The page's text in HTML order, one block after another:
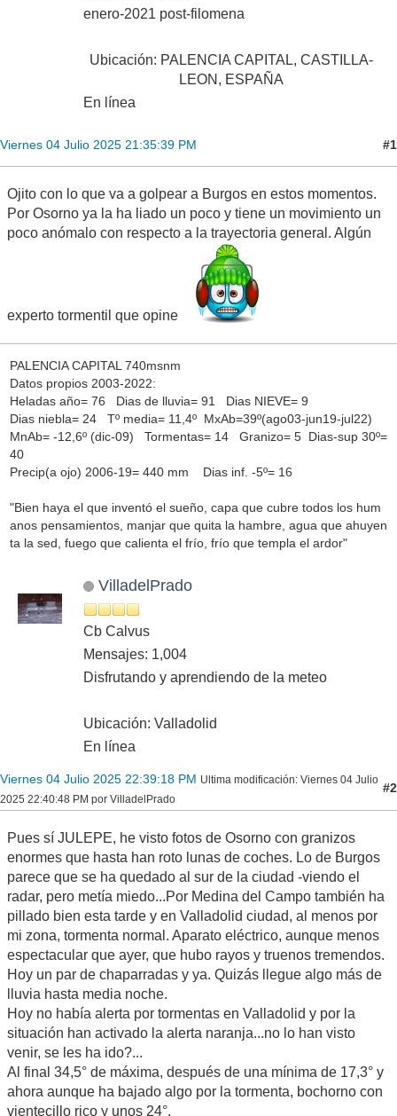
enero-2021 post-filomena
Ubicación: PALENCIA CAPITAL, CASTILLA-
LEON, ESPAÑA
En línea
Viernes 04 Julio 2025 21:35:39 PM #1
Ojito con lo que va a golpear a Burgos en estos momentos.
Por Osorno ya la ha liado un poco y tiene un movimiento un
poco anómalo con respecto a la trayectoria general. Algún
experto tormentil que opine
PALENCIA CAPITAL 740msnm
Datos propios 2003-2022:
Heladas año= 76 Dias de lluvia= 91 Dias NIEVE= 9
Dias niebla= 24 Tº media= 11,4º MxAb=39º(ago03-jun19-jul22)
MnAb= -12,6º (dic-09) Tormentas= 14 Granizo= 5 Dias-sup 30º=
40
Precip(a ojo) 2006-19= 440 mm Dias inf. -5º= 16
"Bien haya el que inventó el sueño, capa que cubre todos los hum
anos pensamientos, manjar que quita la hambre, agua que ahuyen
ta la sed, fuego que calienta el frío, frío que templa el ardor"
VilladelPrado
Cb Calvus
Mensajes: 1,004
Disfrutando y aprendiendo de la meteo
Ubicación: Valladolid
En línea
Viernes 04 Julio 2025 22:39:18 PM Ultima modificación: Viernes 04 Julio
2025 22:40:48 PM por VilladelPrado
#2
Pues sí JULEPE, he visto fotos de Osorno con granizos
enormes que hasta han roto lunas de coches. Lo de Burgos
parece que se ha quedado al sur de la ciudad -viendo el
radar, pero metía miedo...Por Medina del Campo también ha
pillado bien esta tarde y en Valladolid ciudad, al menos por
mi zona, tormenta normal. Aparato eléctrico, aunque menos
espectacular que ayer, que hubo rayos y truenos tremendos.
Hoy un par de chaparradas y ya. Quizás llegue algo más de
lluvia hasta media noche.
Hoy no había alerta por tormentas en Valladolid y por la
situación han activado la alerta naranja...no lo han visto
venir, se les ha ido?...
Al final 34,5° de máxima, después de una mínima de 17,3° y
ahora aunque ha bajado algo por la tormenta, bochorno con
vientecillo rico y unos 24°.